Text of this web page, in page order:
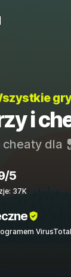
i
cheaty dla
5
37K
VirusTotal